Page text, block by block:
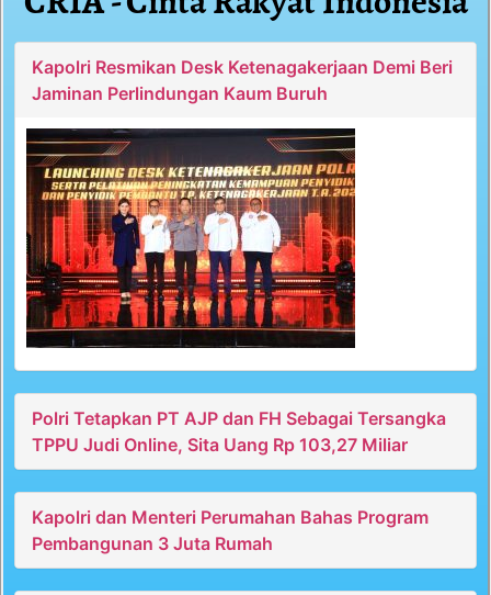
Kapolri Resmikan Desk Ketenagakerjaan Demi Beri
Jaminan Perlindungan Kaum Buruh
Polri Tetapkan PT AJP dan FH Sebagai Tersangka
TPPU Judi Online, Sita Uang Rp 103,27 Miliar
Kapolri dan Menteri Perumahan Bahas Program
Pembangunan 3 Juta Rumah